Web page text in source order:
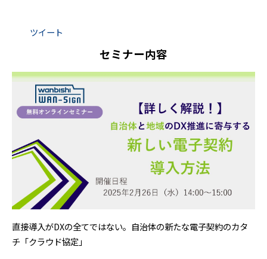
ツイート
セミナー内容
直接導入がDXの全てではない。自治体の新たな電子契約のカタ
チ「クラウド協定」